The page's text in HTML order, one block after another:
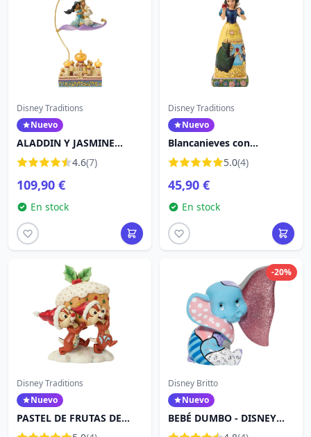
Disney Traditions
Nuevo
ALADDIN Y JASMINE
VOLANDO SOBRE
AGRABAH - DISNEY
TRADITIONS
4.6(7)
109,90 €
En stock
Disney Traditions
Nuevo
Blancanieves con
manzana – Vestido con
escena – Disney Traditions
5.0(4)
45,90 €
En stock
Disney Traditions
Nuevo
PASTEL DE FRUTAS DE
CHIP Y DALE - DISNEY
-20%
Disney Britto
Nuevo
BEBÉ DUMBO - DISNEY
BRITTO